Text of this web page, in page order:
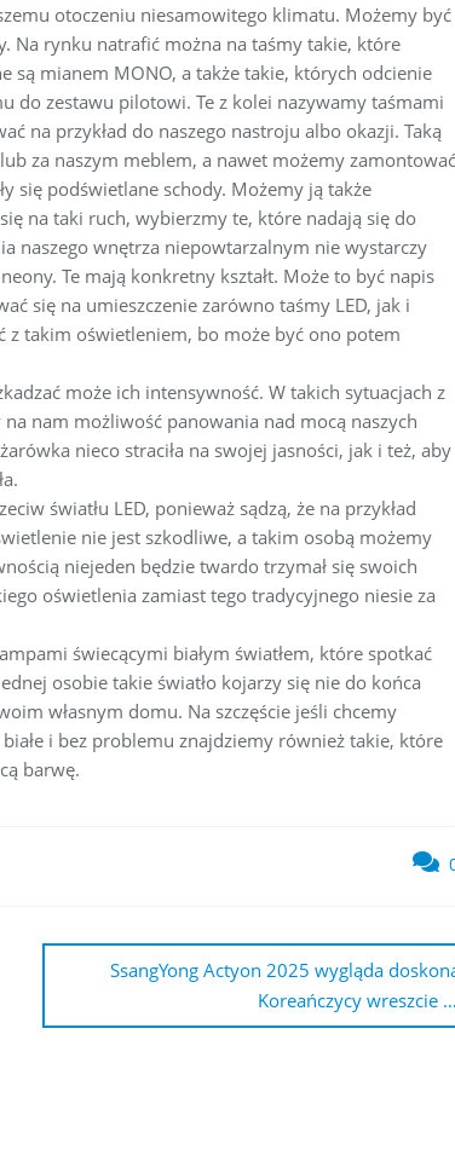
otoczeniu niesamowitego klimatu. Możemy być
Na rynku natrafić można na taśmy takie, które
są mianem MONO, a także takie, których odcienie
do zestawu pilotowi. Te z kolei nazywamy taśmami
na przykład do naszego nastroju albo okazji. Taką
za naszym meblem, a nawet możemy zamontować
się podświetlane schody. Możemy ją także
na taki ruch, wybierzmy te, które nadają się do
naszego wnętrza niepowtarzalnym nie wystarczy
Te mają konkretny kształt. Może to być napis
się na umieszczenie zarówno taśmy LED, jak i
z takim oświetleniem, bo może być ono potem
może ich intensywność. W takich sytuacjach z
nam możliwość panowania nad mocą naszych
nieco straciła na swojej jasności, jak i też, aby
światłu LED, ponieważ sądzą, że na przykład
nie jest szkodliwe, a takim osobą możemy
niejeden będzie twardo trzymał się swoich
oświetlenia zamiast tego tradycyjnego niesie za
świecącymi białym światłem, które spotkać
osobie takie światło kojarzy się nie do końca
własnym domu. Na szczęście jeśli chcemy
i bez problemu znajdziemy również takie, które
barwę.
SsangYong Actyon 2025 wygląda
Koreańczycy wreszcie …